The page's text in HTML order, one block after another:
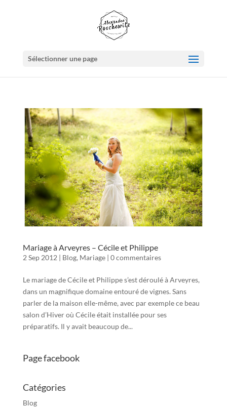
Sélectionner une page
Mariage à Arveyres – Cécile et Philippe
2 Sep 2012| Blog, Mariage| 0 commentaires
Le mariage de Cécile et Philippe s’est déroulé à Arveyres,
dans un magnifique domaine entouré de vignes. Sans
parler de la maison elle-même, avec par exemple ce beau
salon d’Hiver où Cécile était installée pour ses
préparatifs. Il y avait beaucoup de...
Page facebook
Catégories
Blog